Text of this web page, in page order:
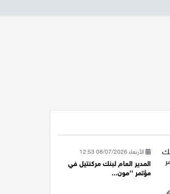
الأربعاء 08/07/2026 12:53
المدير العام لبنك مركنتيل في
مؤتمر ''مون...